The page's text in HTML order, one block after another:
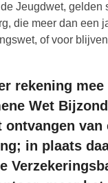
Jeugdwet, gelden
die meer dan een
of voor
rekening
Wet
ontvangen
in plaats